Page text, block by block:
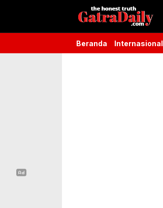
Gatra Daily
the honest truth
Beranda Internasional